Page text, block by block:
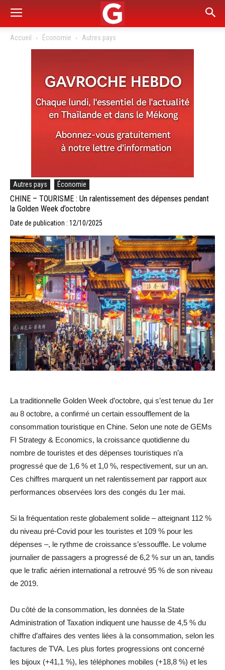
Accueil Économie Autres pays
Autres pays Économie
CHINE – TOURISME : Un ralentissement des dépenses pendant
la Golden Week d’octobre
Date de publication : 12/10/2025
La traditionnelle Golden Week d’octobre, qui s’est tenue du 1er
au 8 octobre, a confirmé un certain essoufflement de la
consommation touristique en Chine. Selon une note de GEMs
FI Strategy & Economics, la croissance quotidienne du
nombre de touristes et des dépenses touristiques n’a
progressé que de 1,6 % et 1,0 %, respectivement, sur un an.
Ces chiffres marquent un net ralentissement par rapport aux
performances observées lors des congés du 1er mai.
Si la fréquentation reste globalement solide – atteignant 112 %
du niveau pré-Covid pour les touristes et 109 % pour les
dépenses –, le rythme de croissance s’essouffle. Le volume
journalier de passagers a progressé de 6,2 % sur un an, tandis
que le trafic aérien international a retrouvé 95 % de son niveau
de 2019.
Du côté de la consommation, les données de la State
Administration of Taxation indiquent une hausse de 4,5 % du
chiffre d’affaires des ventes liées à la consommation, selon les
factures de TVA. Les plus fortes progressions ont concerné
les bijoux (+41,1 %), les téléphones mobiles (+18,8 %) et les